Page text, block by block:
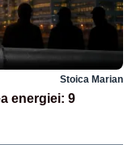
Stoica Marian
energiei: 9